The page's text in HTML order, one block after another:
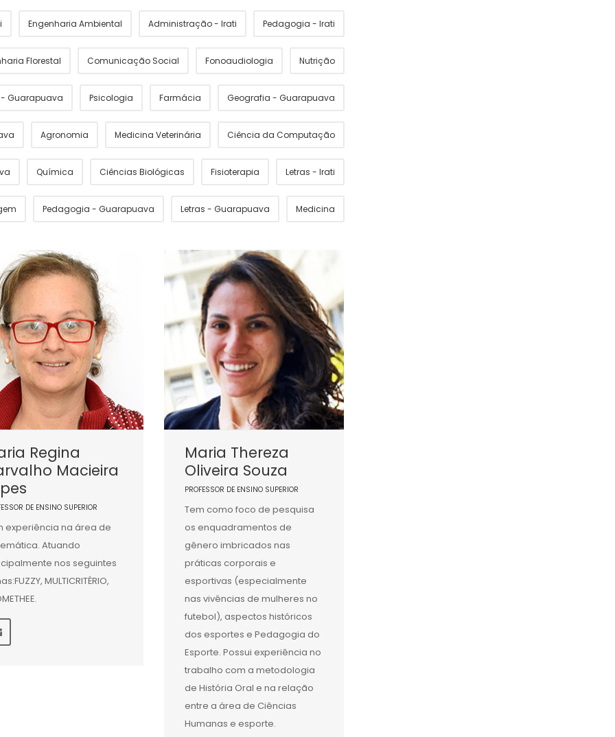
Engenharia Ambiental Administração - Irati Pedagogia - Irati
Florestal Comunicação Social Fonoaudiologia Nutrição
Guarapuava Psicologia Farmácia Geografia - Guarapuava
Agronomia Medicina Veterinária Ciência da Computação
Química Ciências Biológicas Fisioterapia Letras - Irati
Pedagogia - Guarapuava Letras - Guarapuava Medicina
Regina
Macieira
DE ENSINO SUPERIOR
experiência na área de
Atuando
nos seguintes
MULTICRITÉRIO,
Maria Thereza
Oliveira Souza
PROFESSOR DE ENSINO SUPERIOR
Tem como foco de pesquisa
os enquadramentos de
gênero imbricados nas
práticas corporais e
esportivas (especialmente
nas vivências de mulheres no
futebol), aspectos históricos
dos esportes e Pedagogia do
Esporte. Possui experiência no
trabalho com a metodologia
de História Oral e na relação
entre a área de Ciências
Humanas e esporte.